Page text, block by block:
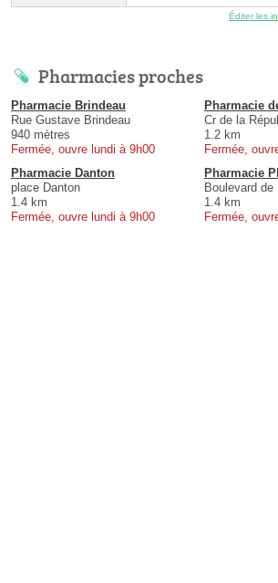
Éditer les
Pharmacies proches
Pharmacie Brindeau
Rue Gustave Brindeau
940 mètres
Fermée, ouvre lundi à 9h00
Pharmacie
Cr de la
1.2 km
Fermée,
Pharmacie Danton
place Danton
1.4 km
Fermée, ouvre lundi à 9h00
Pharmacie
Boulevard de
1.4 km
Fermée,